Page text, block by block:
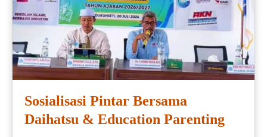
Sosialisasi Pintar Bersama
Daihatsu & Education Parenting